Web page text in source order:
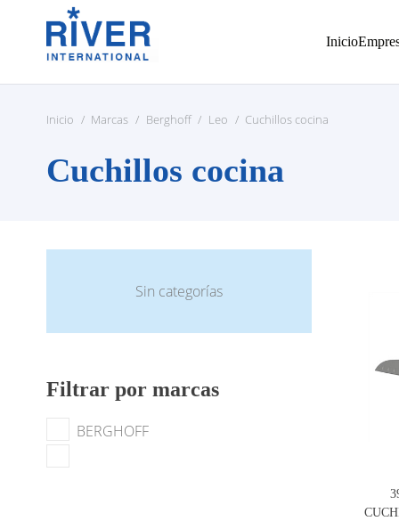
Inicio
Inicio / Marcas / Berghoff / Leo / Cuchillos cocina
Cuchillos cocina
Sin categorías
Filtrar por marcas
BERGHOFF